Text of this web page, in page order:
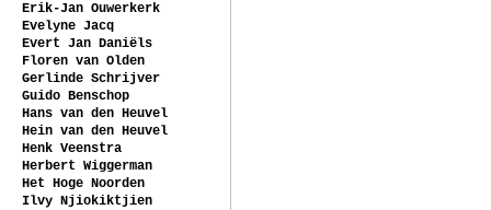
Erik-Jan Ouwerkerk
Evelyne Jacq
Evert Jan Daniëls
Floren van Olden
Gerlinde Schrijver
Guido Benschop
Hans van den Heuvel
Hein van den Heuvel
Henk Veenstra
Herbert Wiggerman
Het Hoge Noorden
Ilvy Njiokiktjien